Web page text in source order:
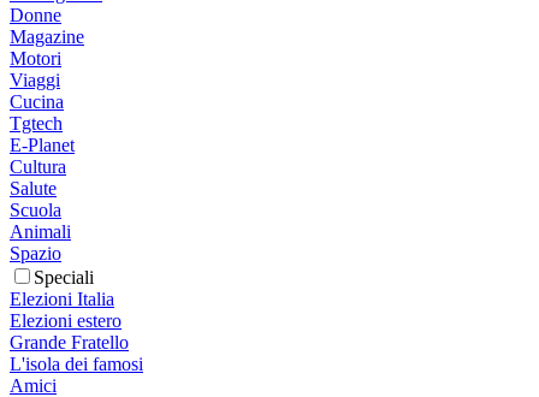
Donne
Magazine
Motori
Viaggi
Cucina
Tgtech
E-Planet
Cultura
Salute
Scuola
Animali
Spazio
Speciali
Elezioni Italia
Elezioni estero
Grande Fratello
L'isola dei famosi
Amici